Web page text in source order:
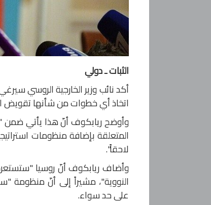
الثبات ـ دولي
أكد نائب وزير الخارجية الروسي
اتخاذ أي خطوات من شأنها تقويض
وأوضح ريابكوف أنّ هذا يأتي ضمن
المتعلقة بإضافة منظومات
لاحقاً".
وأضاف ريابكوف أنّ روسيا
النووية"، مشيراً إلى أنّ منظومة
على حد سواء.